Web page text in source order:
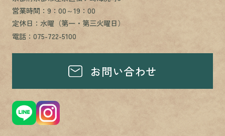
営業時間：9：00～19：00
定休日：水曜（第一・第三火曜日）
電話：075-722-5100
お問い合わせ